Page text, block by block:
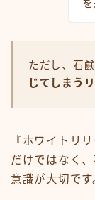
ただし、石
じてしまう
『ホワイトリ
だけではなく
意識が大切です